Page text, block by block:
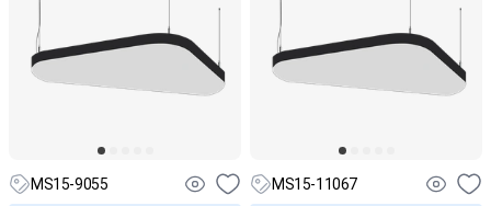
MS15-9055 MS15-11067